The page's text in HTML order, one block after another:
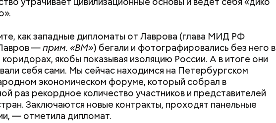
как западные дипломаты от Лаврова (глава МИД РФ
—прим. «ВМ») бегали и фотографировались без него в
коридорах, якобы показывая изоляцию России. А в итоге они
себя сами. Мы сейчас находимся на Петербургском
экономическом форуме, который собрал в
раз рекордное количество участников и представителей
Заключаются новые контракты, проходят панельные
— отметила дипломат.